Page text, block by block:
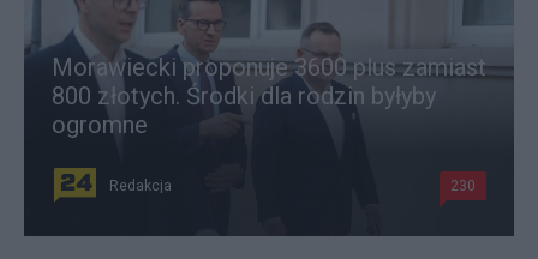
Morawiecki proponuje 3600 plus zamiast
800 złotych. Środki dla rodzin byłyby
ogromne
Redakcja 230